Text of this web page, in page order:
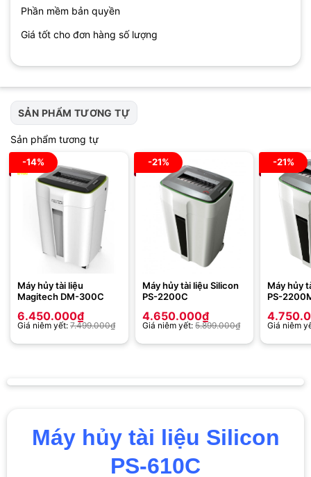
Phần mềm bản quyền
Giá tốt cho đơn hàng số lượng
SẢN PHẨM TƯƠNG TỰ
Sản phẩm tương tự
-14%
Máy hủy tài liệu
Magitech DM-300C
6.450.000₫
Giá niêm yết: 7.499.000₫
-21%
Máy hủy tài liệu Silicon
PS-2200C
4.650.000₫
Giá niêm yết: 5.899.000₫
-21%
Máy hủy
PS-
Giá niêm
Máy hủy tài liệu Silicon
PS-610C